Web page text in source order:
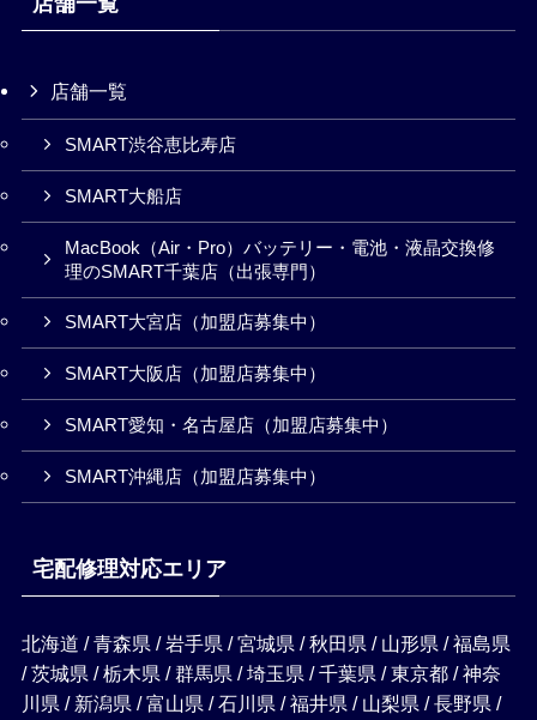
店舗一覧
SMART渋谷恵比寿店
SMART大船店
MacBook（Air・Pro）バッテリー・電池・液晶交換修
理のSMART千葉店（出張専門）
SMART大宮店（加盟店募集中）
SMART大阪店（加盟店募集中）
SMART愛知・名古屋店（加盟店募集中）
SMART沖縄店（加盟店募集中）
宅配修理対応エリア
北海道 / 青森県 / 岩手県 / 宮城県 / 秋田県 / 山形県 / 福島県
/ 茨城県 / 栃木県 / 群馬県 / 埼玉県 / 千葉県 / 東京都 / 神奈
川県 / 新潟県 / 富山県 / 石川県 / 福井県 / 山梨県 / 長野県 /